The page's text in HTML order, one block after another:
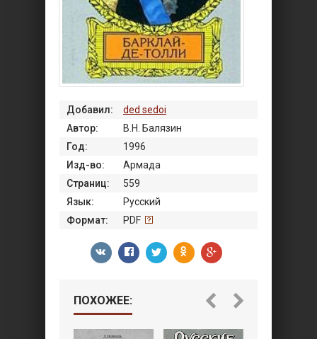
Добавил:
ded sedoi
Автор:
В.Н. Балязин
Год:
1996
Изд-во:
Армада
Страниц:
559
Язык:
Русский
Формат:
PDF
ПОХОЖЕЕ: